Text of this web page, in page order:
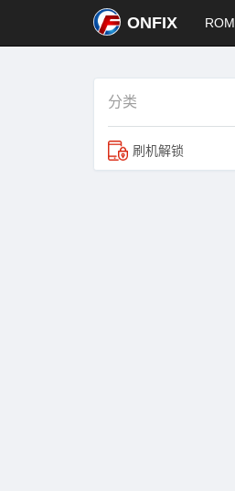
ONFIX ROM
分类
刷机解锁